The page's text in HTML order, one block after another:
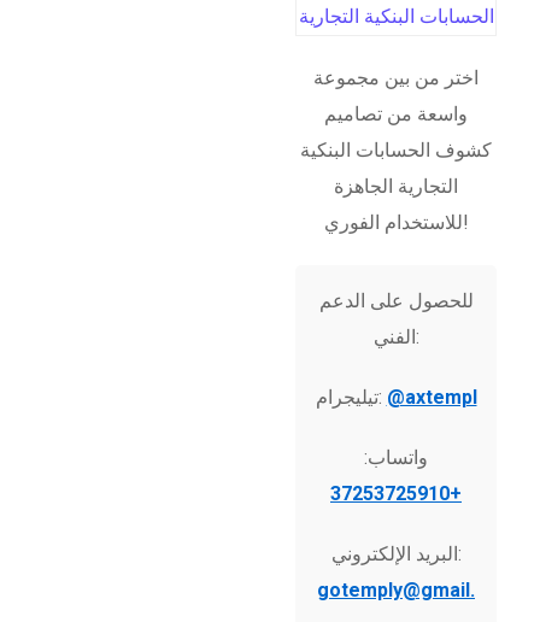
اختر من بين مجموعة
واسعة من تصاميم
كشوف الحسابات البنكية
التجارية الجاهزة
للاستخدام الفوري!
للحصول على الدعم
الفني:
تيليجرام: @axtempl
واتساب:
+37253725910
البريد الإلكتروني:
gotemply@gmail.